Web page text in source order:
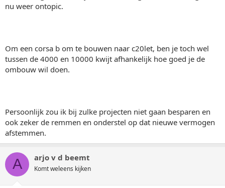
nu weer ontopic.
Om een corsa b om te bouwen naar c20let, ben je toch wel
tussen de 4000 en 10000 kwijt afhankelijk hoe goed je de
ombouw wil doen.
Persoonlijk zou ik bij zulke projecten niet gaan besparen en
ook zeker de remmen en onderstel op dat nieuwe vermogen
afstemmen.
A arjo v d beemt
Komt weleens kijken